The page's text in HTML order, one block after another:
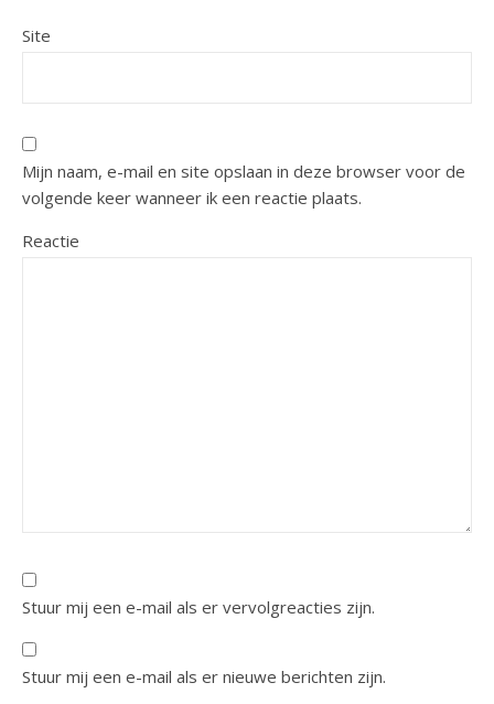
Site
Mijn naam, e-mail en site opslaan in deze browser voor de
volgende keer wanneer ik een reactie plaats.
Reactie
Stuur mij een e-mail als er vervolgreacties zijn.
Stuur mij een e-mail als er nieuwe berichten zijn.